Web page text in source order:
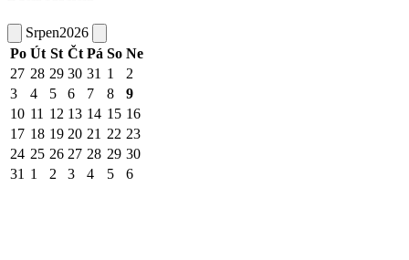
Srpen2026
Po Út St Čt Pá So Ne
27 28 29 30 31 1
2
3
4 5 6 7 8
9
10 11 12 13 14 15 16
17 18 19 20 21 22 23
24 25 26 27 28 29 30
31 1 2 3 4 5 6